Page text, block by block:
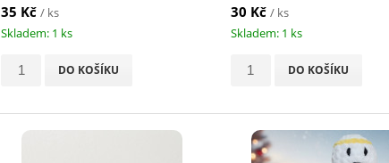
35 Kč/ ks
Skladem: 1 ks
DO KOŠÍKU
30 Kč / ks
Skladem: 1 ks
DO KOŠÍKU